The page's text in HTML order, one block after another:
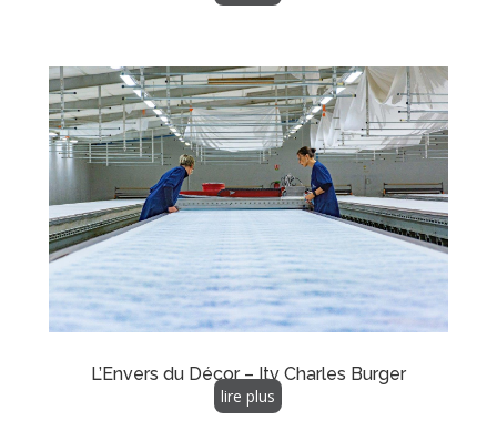
L’Envers du Décor – Itv Charles Burger
lire plus